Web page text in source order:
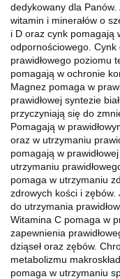
dedykowany dla
witamin i minerałów o
i D oraz cynk pomagają
odpornościowego.
prawidłowego poziomu
pomagają w ochronie
Magnez pomaga w
prawidłowej syntezie
przyczyniają się do
Pomagają w
oraz w utrzymaniu
pomagają w
utrzymaniu
pomaga w utrzymaniu
zdrowych kości i
do utrzymania
Witamina C pomaga w
zapewnienia
dziąseł oraz zębów.
metabolizmu
pomaga w utrzymaniu